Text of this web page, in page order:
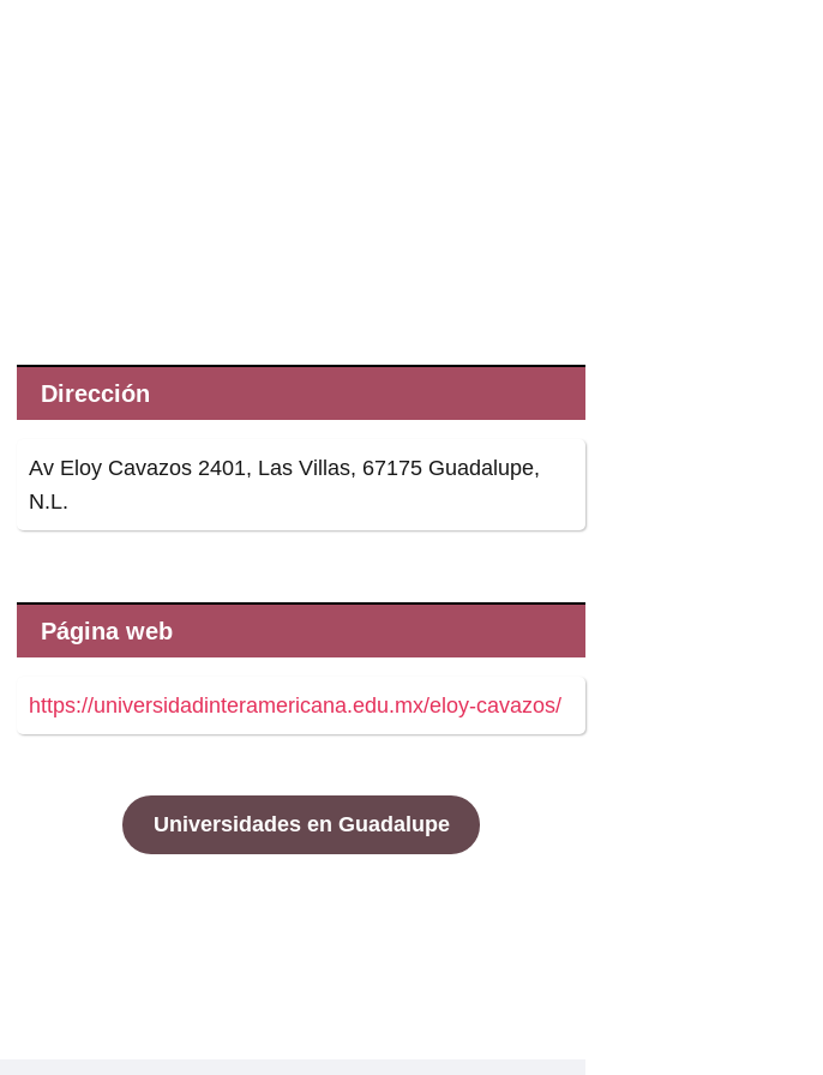
Dirección
Av Eloy Cavazos 2401, Las Villas, 67175 Guadalupe,
N.L.
Página web
https://universidadinteramericana.edu.mx/eloy-cavazos/
Universidades en Guadalupe